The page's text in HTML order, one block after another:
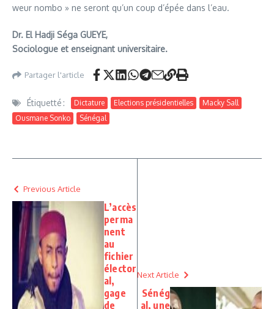
weur nombo » ne seront qu’un coup d’épée dans l’eau.
Dr. El Hadji Séga GUEYE,
Sociologue et enseignant universitaire.
Partager l'article
Étiquetté : Dictature Elections présidentielles
Macky Sall
Ousmane Sonko
Sénégal
Previous Article
L’accès
perma
nent
au
fichier
élector
al,
gage
de
Next Article
Sénég
al, une